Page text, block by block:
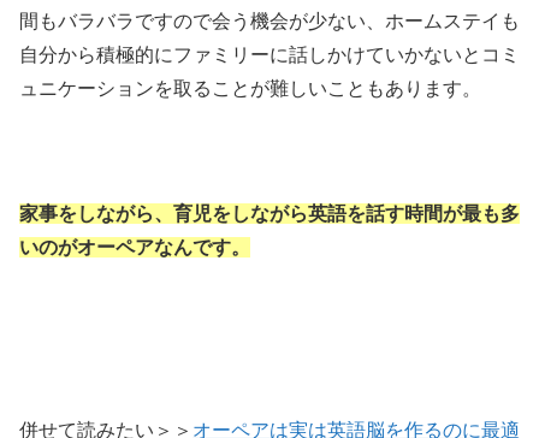
間もバラバラですので会う機会が少ない、ホームステイも
自分から積極的にファミリーに話しかけていかないとコミ
ュニケーションを取ることが難しいこともあります。
家事をしながら、育児をしながら英語を話す時間が最も多
いのがオーペアなんです。
併せて読みたい＞＞ オーペアは実は英語脳を作るのに最適